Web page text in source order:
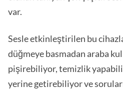
var.
Sesle etkinleştirilen bu
düğmeye basmadan araba
pişirebiliyor, temizlik
yerine getirebiliyor ve